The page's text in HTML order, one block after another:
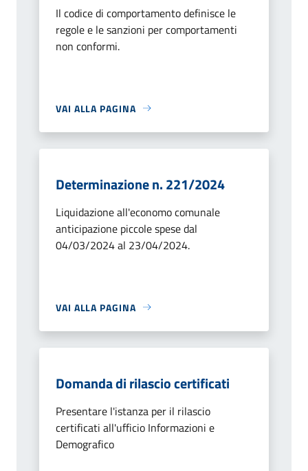
Il codice di comportamento definisce le
regole e le sanzioni per comportamenti
non conformi.
VAI ALLA PAGINA
Determinazione n. 221/2024
Liquidazione all'economo comunale
anticipazione piccole spese dal
04/03/2024 al 23/04/2024.
VAI ALLA PAGINA
Domanda di rilascio certificati
Presentare l'istanza per il rilascio
certificati all'ufficio Informazioni e
Demografico